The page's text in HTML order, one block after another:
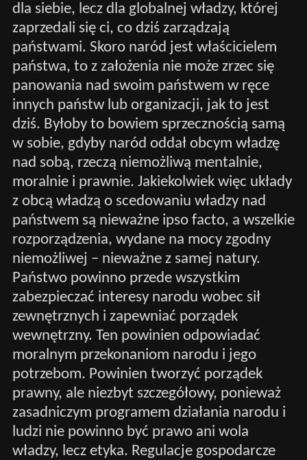
dla siebie, lecz dla globalnej władzy, której
zaprzedali się ci, co dziś zarządzają
państwami. Skoro naród jest właścicielem
państwa, to z założenia nie może zrzec się
panowania nad swoim państwem w ręce
innych państw lub organizacji, jak to jest
dziś. Byłoby to bowiem sprzecznością samą
w sobie, gdyby naród oddał obcym władzę
nad sobą, rzeczą niemożliwą mentalnie,
moralnie i prawnie. Jakiekolwiek więc układy
z obcą władzą o scedowaniu władzy nad
państwem są nieważne ipso facto, a wszelkie
rozporządzenia, wydane na mocy zgodny
niemożliwej – nieważne z samej natury.
Państwo powinno przede wszystkim
zabezpieczać interesy narodu wobec sił
zewnętrznych i zapewniać porządek
wewnętrzny. Ten powinien odpowiadać
moralnym przekonaniom narodu i jego
potrzebom. Powinien tworzyć porządek
prawny, ale niezbyt szczegółowy, ponieważ
zasadniczym programem działania narodu i
ludzi nie powinno być prawo ani wola
władzy, lecz etyka. Regulacje gospodarcze